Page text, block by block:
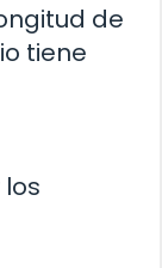
de
tiene